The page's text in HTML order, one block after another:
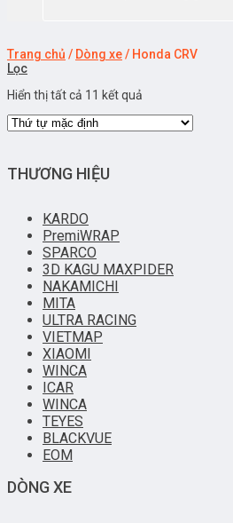
Trang chủ / Dòng xe/ Honda CRV
Lọc
Hiển thị tất cả 11 kết quả
THƯƠNG HIỆU
KARDO
PremiWRAP
SPARCO
3D KAGU MAXPIDER
NAKAMICHI
MITA
ULTRA RACING
VIETMAP
XIAOMI
WINCA
ICAR
WINCA
TEYES
BLACKVUE
EOM
DÒNG XE